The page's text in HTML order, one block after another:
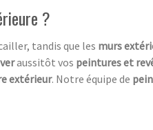
?
tandis que les murs
aussitôt vos peintures et
extérieur. Notre équipe de